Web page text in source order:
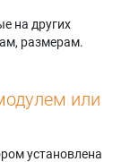
на других
размерам.
или
установлена